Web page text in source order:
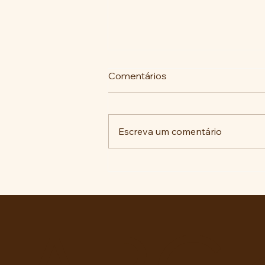
OSPB/EMC requentados!?
Comentários
Escreva um comentário